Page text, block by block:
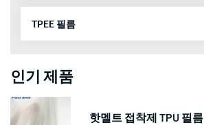
TPEE 필름
인기 제품
핫멜트 접착제 TPU 필름